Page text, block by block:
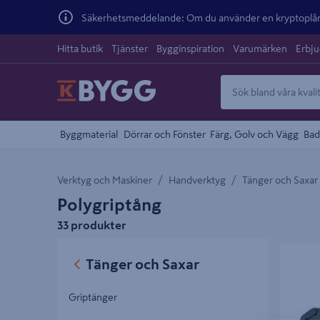
Säkerhetsmeddelande: Om du använder en
Hitta butik Tjänster Bygginspiration Varumärken
Byggmaterial Dörrar och Fönster Färg, Golv och Vägg
Verktyg och Maskiner Handverktyg Tänger och Saxar
Polygriptång
33 produkter
Tänger och Saxar
Griptänger